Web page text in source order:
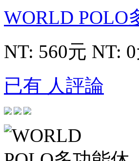
WORLD
NT: 560元 NT:
已有 人評論